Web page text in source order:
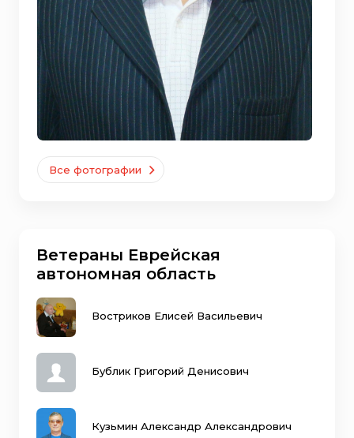
Все фотографии
Ветераны Еврейская
автономная область
Востриков Елисей Васильевич
Бублик Григорий Денисович
Кузьмин Александр Александрович